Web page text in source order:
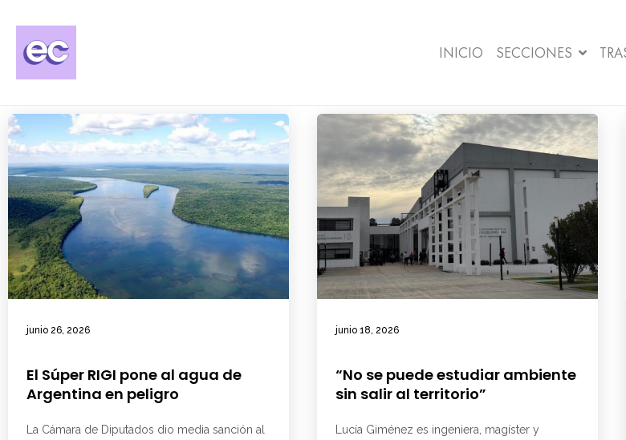
INICIO SECCIONES
junio 26, 2026
El Súper RIGI pone al agua de
Argentina en peligro
La Cámara de Diputados dio media sanción al
junio 18, 2026
“No se puede estudiar ambiente
sin salir al territorio”
Lucía Giménez es ingeniera, magíster y